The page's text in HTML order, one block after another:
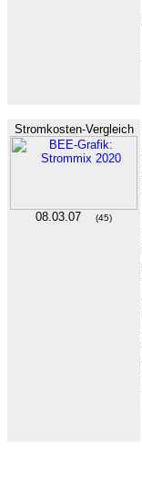
Stromkosten-Vergleich
08.03.07 (45)